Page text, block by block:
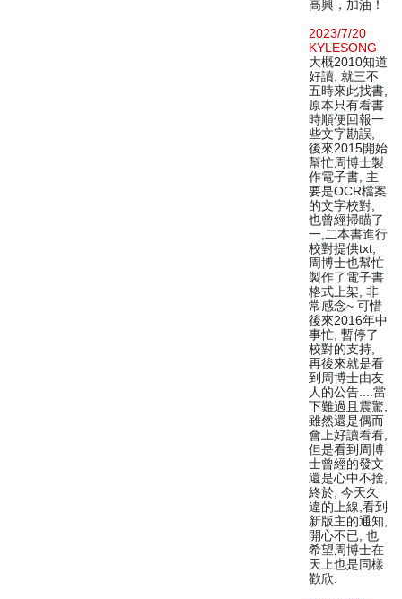
高興，加油！
2023/7/20
KYLESONG
大概2010知道
好讀, 就三不
五時來此找書,
原本只有看書
時順便回報一
些文字勘誤,
後來2015開始
幫忙周博士製
作電子書, 主
要是OCR檔案
的文字校對,
也曾經掃瞄了
一,二本書進行
校對提供txt,
周博士也幫忙
製作了電子書
格式上架, 非
常感念~ 可惜
後來2016年中
事忙, 暫停了
校對的支持,
再後來就是看
到周博士由友
人的公告....當
下難過且震驚,
雖然還是偶而
會上好讀看看,
但是看到周博
士曾經的發文
還是心中不捨,
終於, 今天久
違的上線,看到
新版主的通知,
開心不已, 也
希望周博士在
天上也是同樣
歡欣.